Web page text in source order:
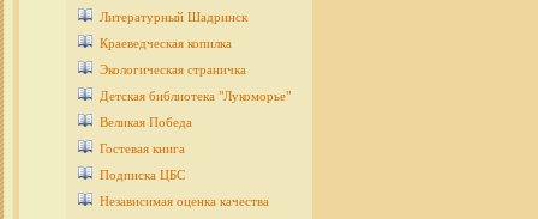
Литературный Шадринск
Краеведческая копилка
Экологическая страничка
Детcкая библиотека "Лукоморье"
Великая Победа
Гостевая книга
Подписка ЦБС
Независимая оценка качества